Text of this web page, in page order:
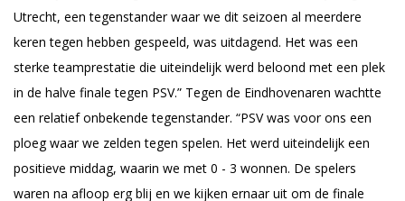
Utrecht, een tegenstander waar we dit seizoen al meerdere
keren tegen hebben gespeeld, was uitdagend. Het was een
sterke teamprestatie die uiteindelijk werd beloond met een plek
in de halve finale tegen PSV.” Tegen de Eindhovenaren wachtte
een relatief onbekende tegenstander. “PSV was voor ons een
ploeg waar we zelden tegen spelen. Het werd uiteindelijk een
positieve middag, waarin we met 0 - 3 wonnen. De spelers
waren na afloop erg blij en we kijken ernaar uit om de finale